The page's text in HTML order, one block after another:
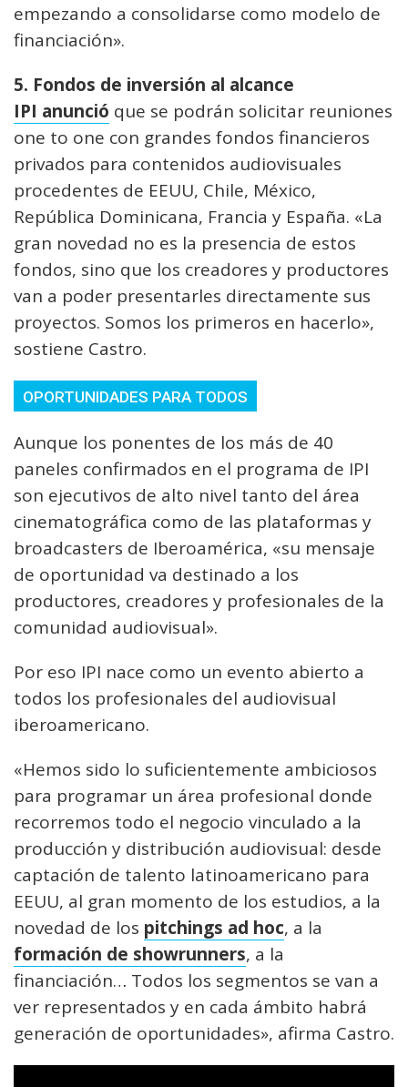
empezando a consolidarse como modelo de
financiación».
5. Fondos de inversión al alcance
IPI anunció que se podrán solicitar reuniones
one to one con grandes fondos financieros
privados para contenidos audiovisuales
procedentes de EEUU, Chile, México,
República Dominicana, Francia y España. «La
gran novedad no es la presencia de estos
fondos, sino que los creadores y productores
van a poder presentarles directamente sus
proyectos. Somos los primeros en hacerlo»,
sostiene Castro.
OPORTUNIDADES PARA TODOS
Aunque los ponentes de los más de 40
paneles confirmados en el programa de IPI
son ejecutivos de alto nivel tanto del área
cinematográfica como de las plataformas y
broadcasters de Iberoamérica, «su mensaje
de oportunidad va destinado a los
productores, creadores y profesionales de la
comunidad audiovisual».
Por eso IPI nace como un evento abierto a
todos los profesionales del audiovisual
iberoamericano.
«Hemos sido lo suficientemente ambiciosos
para programar un área profesional donde
recorremos todo el negocio vinculado a la
producción y distribución audiovisual: desde
captación de talento latinoamericano para
EEUU, al gran momento de los estudios, a la
novedad de los pitchings ad hoc, a la
formación de showrunners, a la
financiación… Todos los segmentos se van a
ver representados y en cada ámbito habrá
generación de oportunidades», afirma Castro.